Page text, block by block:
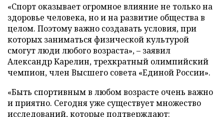
«Спорт оказывает огромное влияние не только на
здоровье человека, но и на развитие общества в
целом. Поэтому важно создавать условия, при
которых заниматься физической культурой
смогут люди любого возраста», – заявил
Александр Карелин, трехкратный олимпийский
чемпион, член Высшего совета «Единой России».
«Быть спортивным в любом возрасте очень важно
и приятно. Сегодня уже существует множество
исследований, которые подтверждают: